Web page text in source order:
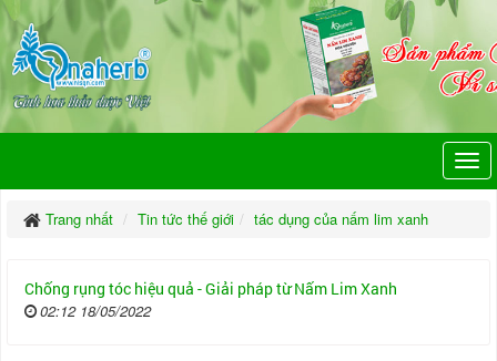
Trang nhất Tin tức thế giới tác dụng của nấm lim xanh
Chống rụng tóc hiệu quả - Giải pháp từ Nấm Lim Xanh
02:12 18/05/2022